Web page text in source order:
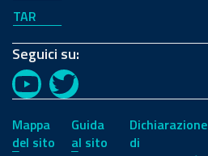
TAR
Seguici su:
YouTubeTwitter
Mappa
del sito
Guida
al sito
Dichiarazione
di